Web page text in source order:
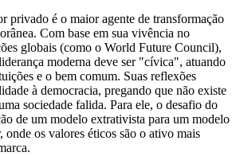
privado é o maior agente de transformação
Com base em sua vivência no
globais (como o World Future Council),
moderna deve ser "cívica", atuando
e o bem comum. Suas reflexões
à democracia, pregando que não existe
sociedade falida. Para ele, o desafio do
de um modelo extrativista para um modelo
os valores éticos são o ativo mais